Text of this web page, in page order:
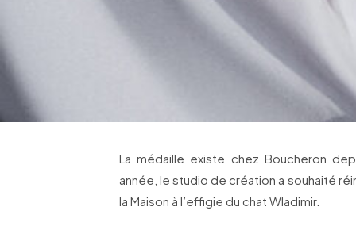
La médaille existe chez Boucheron
année, le studio de création a souhaité
la Maison à l’effigie du chat Wladimir.